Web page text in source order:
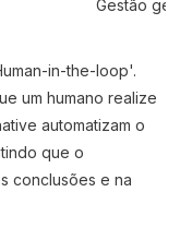
Gestão
in-the-loop'.
um humano realize
automatizam o
que o
conclusões e na